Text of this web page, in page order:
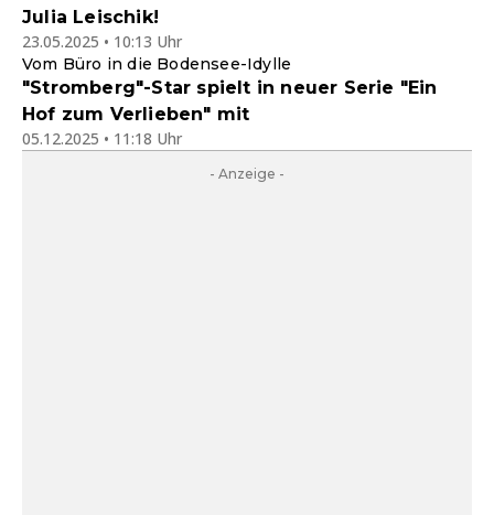
Julia Leischik!
23.05.2025 • 10:13 Uhr
Vom Büro in die Bodensee-Idylle
"Stromberg"-Star spielt in neuer Serie "Ein
Hof zum Verlieben" mit
05.12.2025 • 11:18 Uhr
- Anzeige -